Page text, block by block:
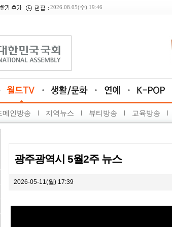
2026.08.05(수) 19:46
메인방송 지역뉴스 뷰티방송 교육방송
광주광역시 5월2주 뉴스
2026-05-11(월) 17:39